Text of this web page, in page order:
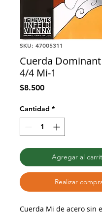
SKU: 47005311
Cuerda
4/4 Mi-1
$8.500Precio
Cantidad *
Agregar al
Realizar
Cuerda Mi de acero sin